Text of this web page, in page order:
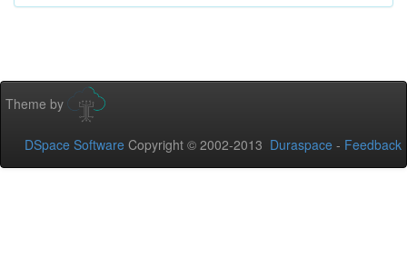
Theme by
DSpace Software Copyright © 2002-2013 Duraspace - Feedback